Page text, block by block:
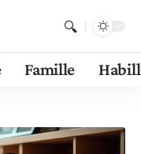
Famille